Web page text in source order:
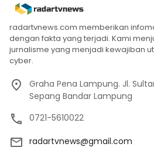
radartvnews.com memberikan
dengan fakta yang terjadi. Kami
jurnalisme yang menjadi kewajiban
cyber.
Graha Pena Lampung. Jl.
Sepang Bandar Lampung
0721-5610022
radartvnews@gmail.com